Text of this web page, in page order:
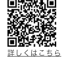
詳しくはこちら